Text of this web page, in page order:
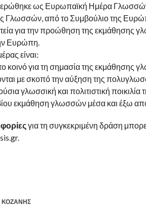
ως Ευρωπαϊκή Ημέρα Γλωσσών
Γλωσσών, από το Συμβούλιο της
για την προώθηση της εκμάθησης
Ευρώπη.
είναι:
κοινό για τη σημασία της
με σκοπό την αύξηση της
γλωσσική και πολιτιστική
εκμάθηση γλωσσών μέσα και έξω
για τη συγκεκριμένη δράση
ΚΟΖΆΝΗΣ